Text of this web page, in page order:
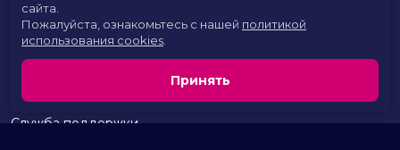
Расписание
Скоро в кино
Территория развлечений
Новости и акции
Служба поддержки
сайта.
Пожалуйста, ознакомьтесь с нашей политикой
использования cookies
Принять